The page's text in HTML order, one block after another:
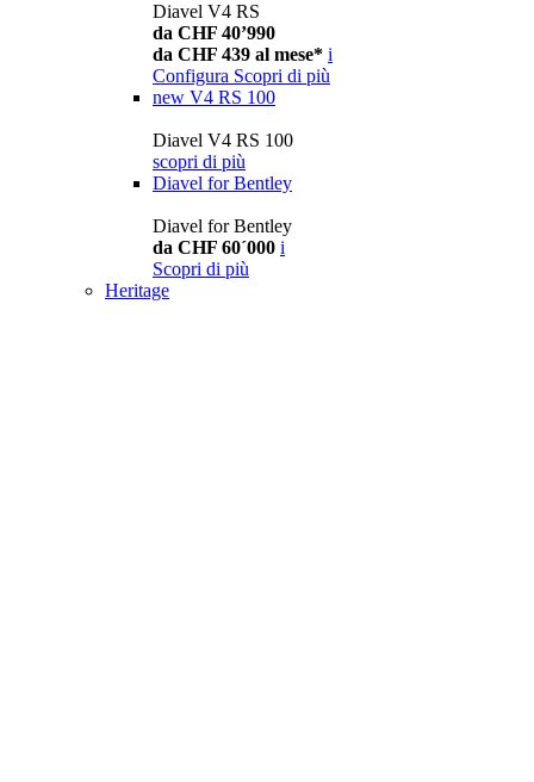
Diavel V4 RS
da CHF 40’990
da CHF 439 al mese* i
Configura Scopri di più
new V4 RS 100
Diavel V4 RS 100
scopri di più
Diavel for Bentley
Diavel for Bentley
da CHF 60´000 i
Scopri di più
Heritage